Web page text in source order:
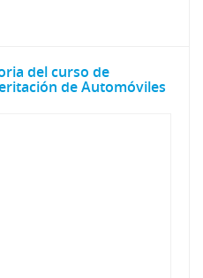
del curso de
de Automóviles